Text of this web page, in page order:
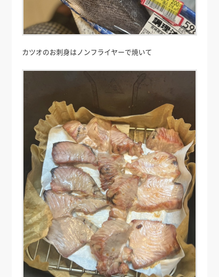
カツオのお刺身はノンフライヤーで焼いて